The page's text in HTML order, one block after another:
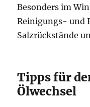
Besonders im
Reinigungs- und
Salzrückstände
Tipps für
Ölwechsel